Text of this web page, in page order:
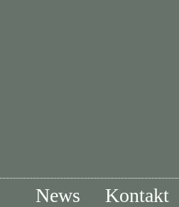
News Kontakt